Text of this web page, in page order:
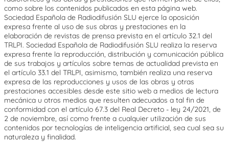
como sobre los contenidos publicados en esta página web.
Sociedad Española de Radiodifusión SLU ejerce la oposición
expresa frente al uso de sus obras y prestaciones en la
elaboración de revistas de prensa prevista en el artículo 32.1 del
TRLPI. Sociedad Española de Radiodifusión SLU realiza la reserva
expresa frente la reproducción, distribución y comunicación pública
de sus trabajos y artículos sobre temas de actualidad prevista en
el artículo 33.1 del TRLPI, asimismo, también realiza una reserva
expresa de las reproducciones y usos de las obras y otras
prestaciones accesibles desde este sitio web a medios de lectura
mecánica u otros medios que resulten adecuados a tal fin de
conformidad con el artículo 67.3 del Real Decreto - ley 24/2021, de
2 de noviembre, así como frente a cualquier utilización de sus
contenidos por tecnologías de inteligencia artificial, sea cual sea su
naturaleza y finalidad.